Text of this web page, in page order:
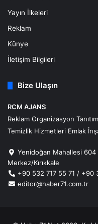
Yayın İlkeleri
Reklam
Künye
İletişim Bilgileri
Bize Ulaşın
RCM AJANS
Reklam Organizasyon
Temizlik Hizmetleri Emlak
Yenidoğan Mahallesi 604
Merkez/Kırıkkale
+90 532 717 55 71 / +90
editor@haber71.com.tr